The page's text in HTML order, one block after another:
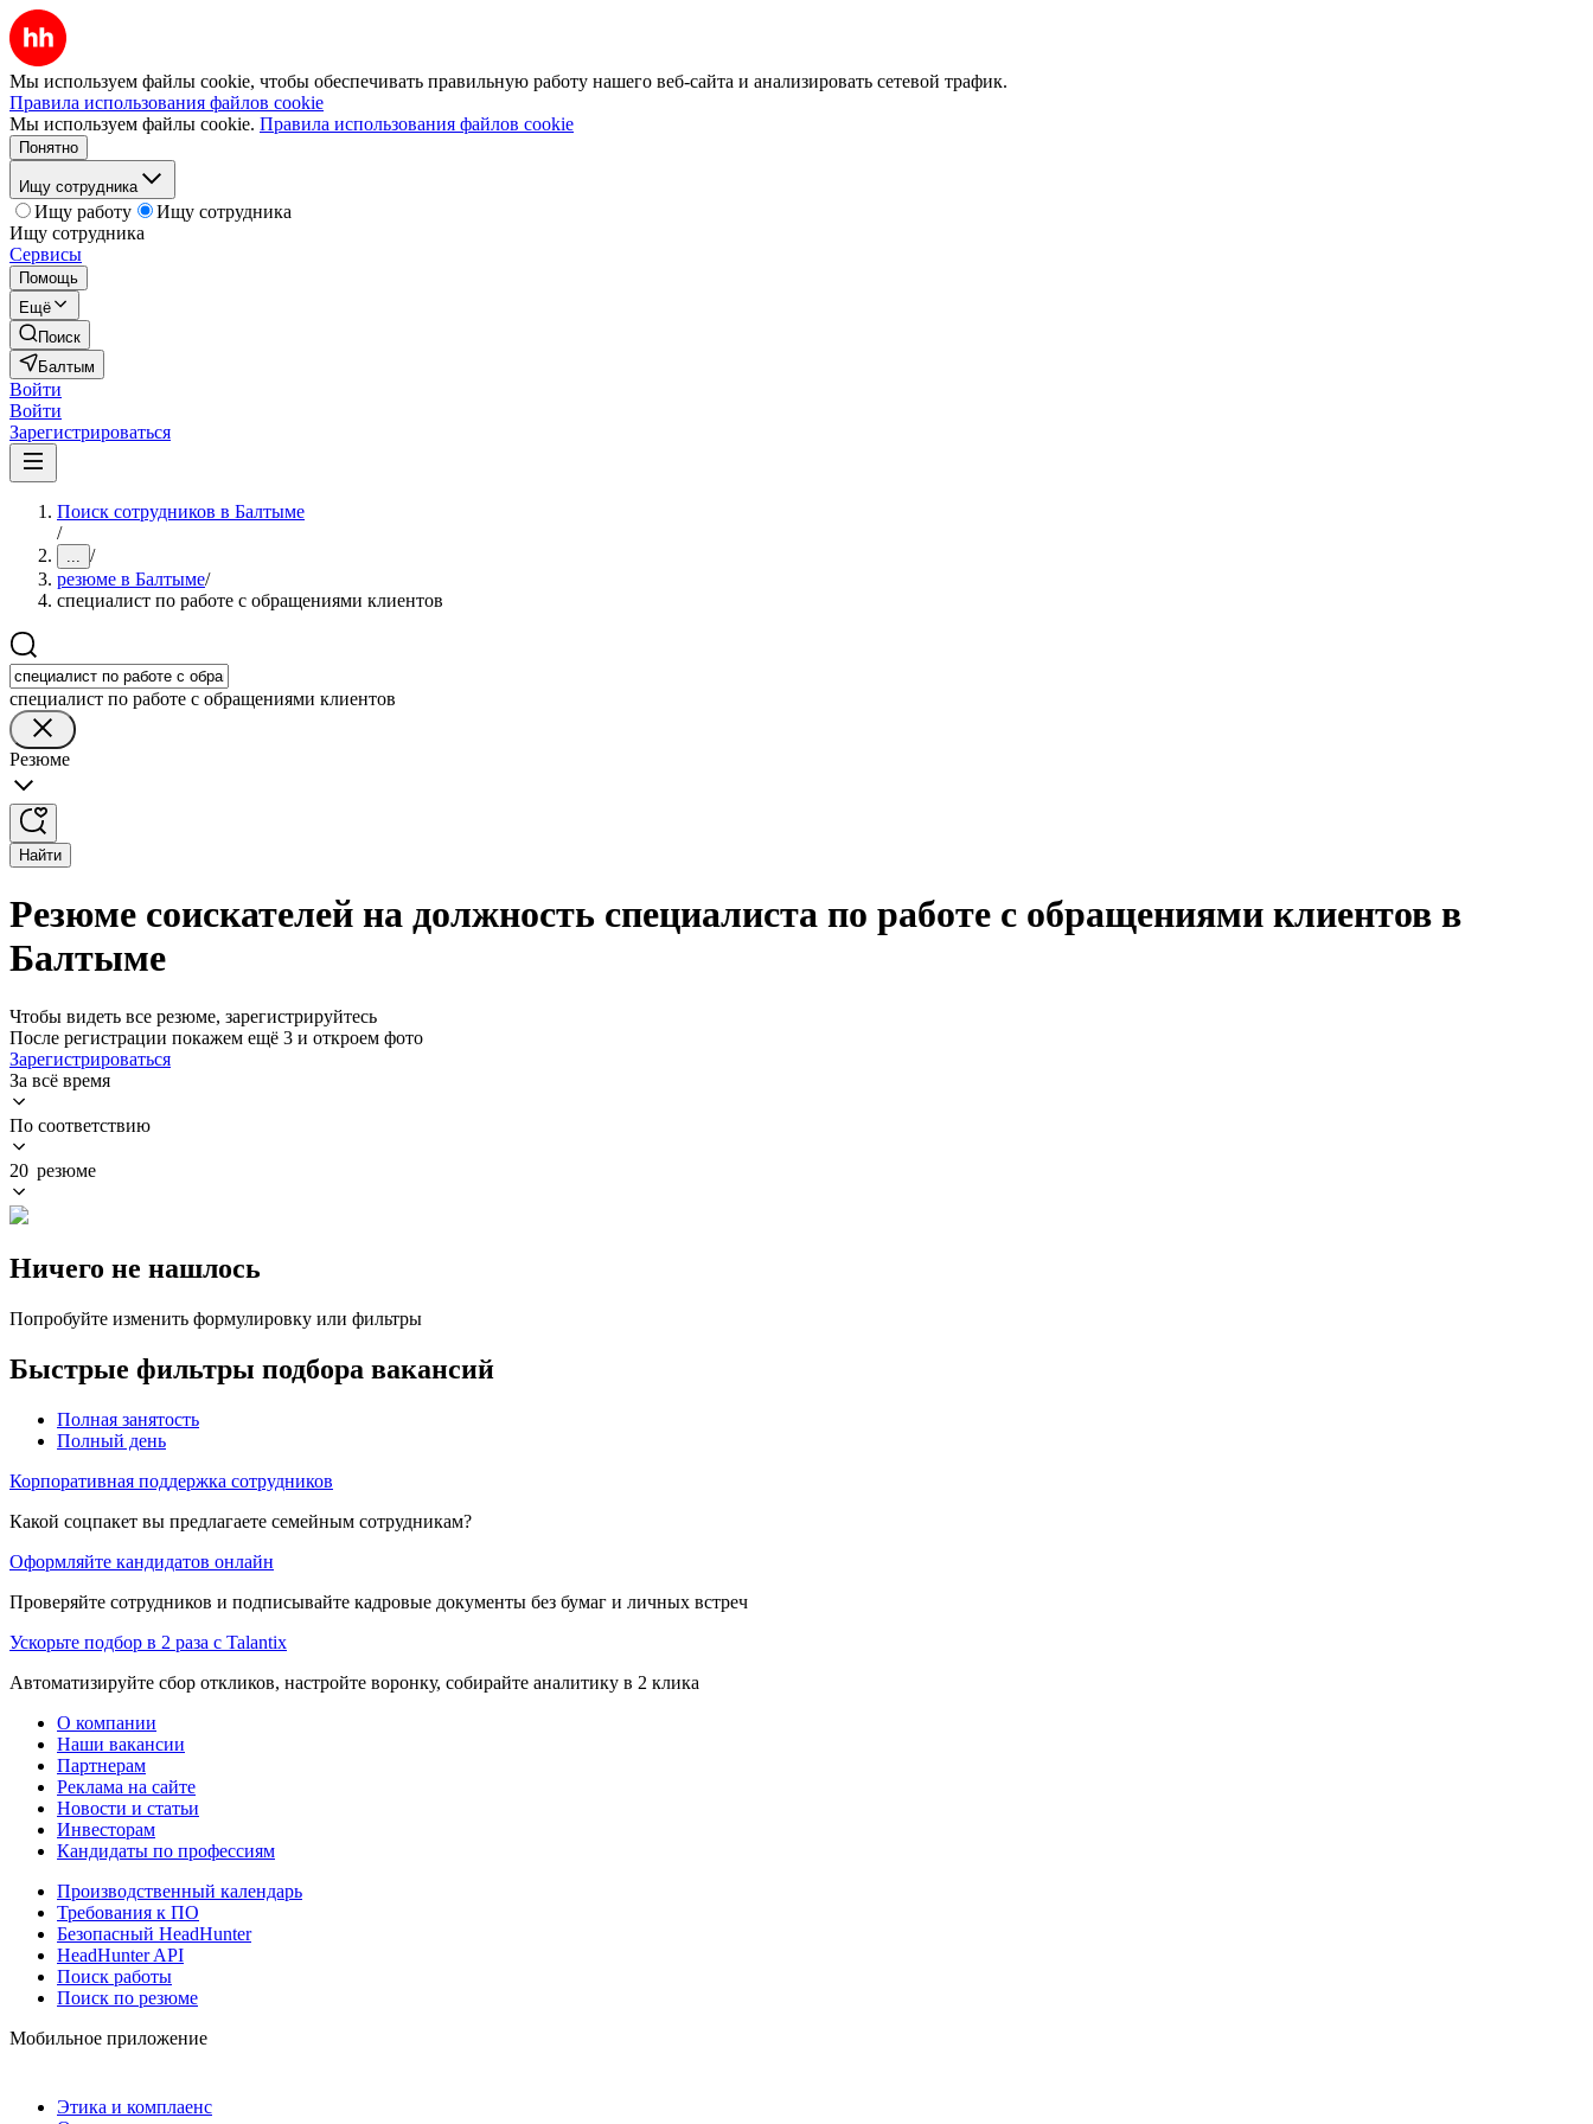
Мы используем файлы cookie, чтобы обеспечивать правильную работу нашего веб-сайта и анализировать сетевой трафик.
Правила использования файлов cookie
Мы используем файлы cookie. Правила использования файлов cookie
Понятно
Ищу сотрудника
Ищу работу
Ищу сотрудника
Ищу сотрудника
Сервисы
Помощь
Ещё
Поиск
Балтым
Войти
Войти
Зарегистрироваться
Поиск сотрудников в Балтыме
/
... /
резюме в Балтыме/
специалист по работе с обращениями клиентов
специалист по работе с обращениями клиентов
Резюме
Найти
Резюме соискателей на должность специалиста по работе с обращениями клиентов в
Балтыме
Чтобы видеть все резюме, зарегистрируйтесь
После регистрации покажем ещё 3 и откроем фото
Зарегистрироваться
За всё время
По соответствию
20 резюме
Ничего не нашлось
Попробуйте изменить формулировку или фильтры
Быстрые фильтры подбора вакансий
Полная занятость
Полный день
Корпоративная поддержка сотрудников
Какой соцпакет вы предлагаете семейным сотрудникам?
Оформляйте кандидатов онлайн
Проверяйте сотрудников и подписывайте кадровые документы без бумаг и личных встреч
Ускорьте подбор в 2 раза с Talantix
Автоматизируйте сбор откликов, настройте воронку, собирайте аналитику в 2 клика
О компании
Наши вакансии
Партнерам
Реклама на сайте
Новости и статьи
Инвесторам
Кандидаты по профессиям
Производственный календарь
Требования к ПО
Безопасный HeadHunter
HeadHunter API
Поиск работы
Поиск по резюме
Мобильное приложение
Этика и комплаенс